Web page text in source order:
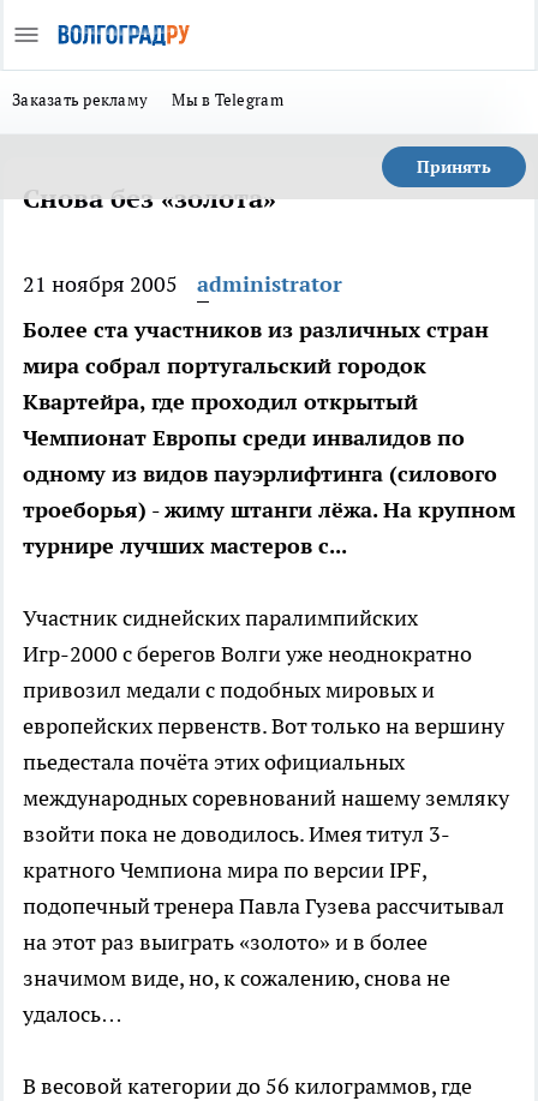
Заказать рекламу Мы в Telegram
Принять
Снова без «золота»
21 ноября 2005
administrator
Более ста участников из различных стран
мира собрал португальский городок
Квартейра, где проходил открытый
Чемпионат Европы среди инвалидов по
одному из видов пауэрлифтинга (силового
троеборья) - жиму штанги лёжа. На крупном
турнире лучших мастеров с...
Участник сиднейских паралимпийских
Игр-2000 с берегов Волги уже неоднократно
привозил медали с подобных мировых и
европейских первенств. Вот только на вершину
пьедестала почёта этих официальных
международных соревнований нашему земляку
взойти пока не доводилось. Имея титул 3-
кратного Чемпиона мира по версии IPF,
подопечный тренера Павла Гузева рассчитывал
на этот раз выиграть «золото» и в более
значимом виде, но, к сожалению, снова не
удалось…
В весовой категории до 56 килограммов, где